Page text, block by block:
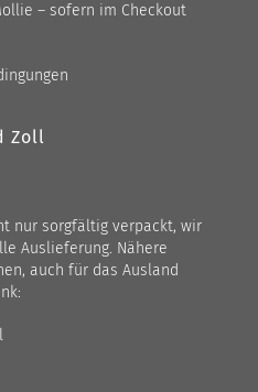
– sofern im Checkout
Zoll
nur sorgfältig verpackt, wir
Auslieferung. Nähere
auch für das Ausland